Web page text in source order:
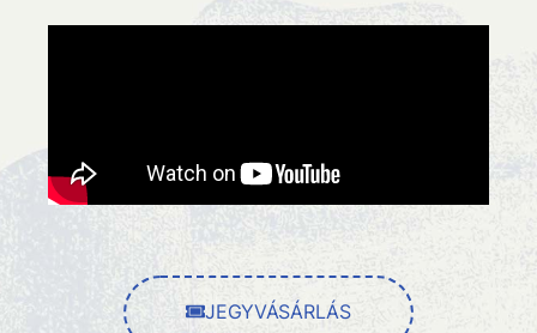
JEGYVÁSÁRLÁS